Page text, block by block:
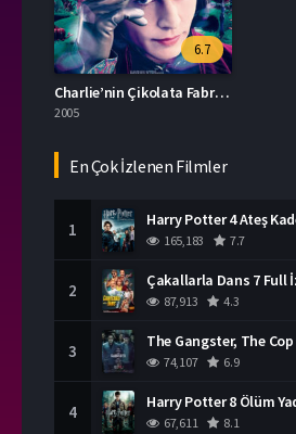
6.7
Charlie’nin Çikolata Fabrikası İzle
2005
En Çok İzlenen Filmler
1 Harry Potter 4 Ateş
165,183 7.7
2 Çakallarla Dans 7 Full
87,913 4.3
3
74,107 6.9
4
67,611 8.1